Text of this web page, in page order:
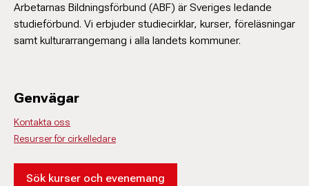
Arbetarnas Bildningsförbund (ABF) är Sveriges ledande
studieförbund. Vi erbjuder studiecirklar, kurser, föreläsningar
samt kulturarrangemang i alla landets kommuner.
Genvägar
Kontakta oss
Resurser för cirkelledare
Sök kurser och evenemang